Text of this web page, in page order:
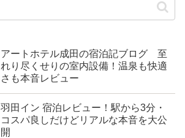
アートホテル成田の宿泊記ブログ 至
れり尽くせりの室内設備！温泉も快適
さも本音レビュー
羽田イン 宿泊レビュー！駅から3分・
コスパ良しだけどリアルな本音を大公
開